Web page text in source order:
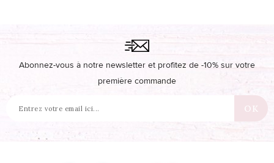
Abonnez-vous à notre newsletter et profitez de -10% sur votre
première commande